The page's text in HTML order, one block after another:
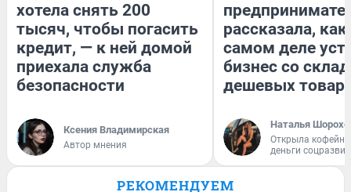
хотела снять 200
тысяч, чтобы погасить
кредит, — к ней домой
приехала служба
безопасности
Ксения Владимирская
Автор мнения
рассказала, как
самом деле
бизнес со
дешевых
Наталья
Открыла
деньги
РЕКОМЕНДУЕМ